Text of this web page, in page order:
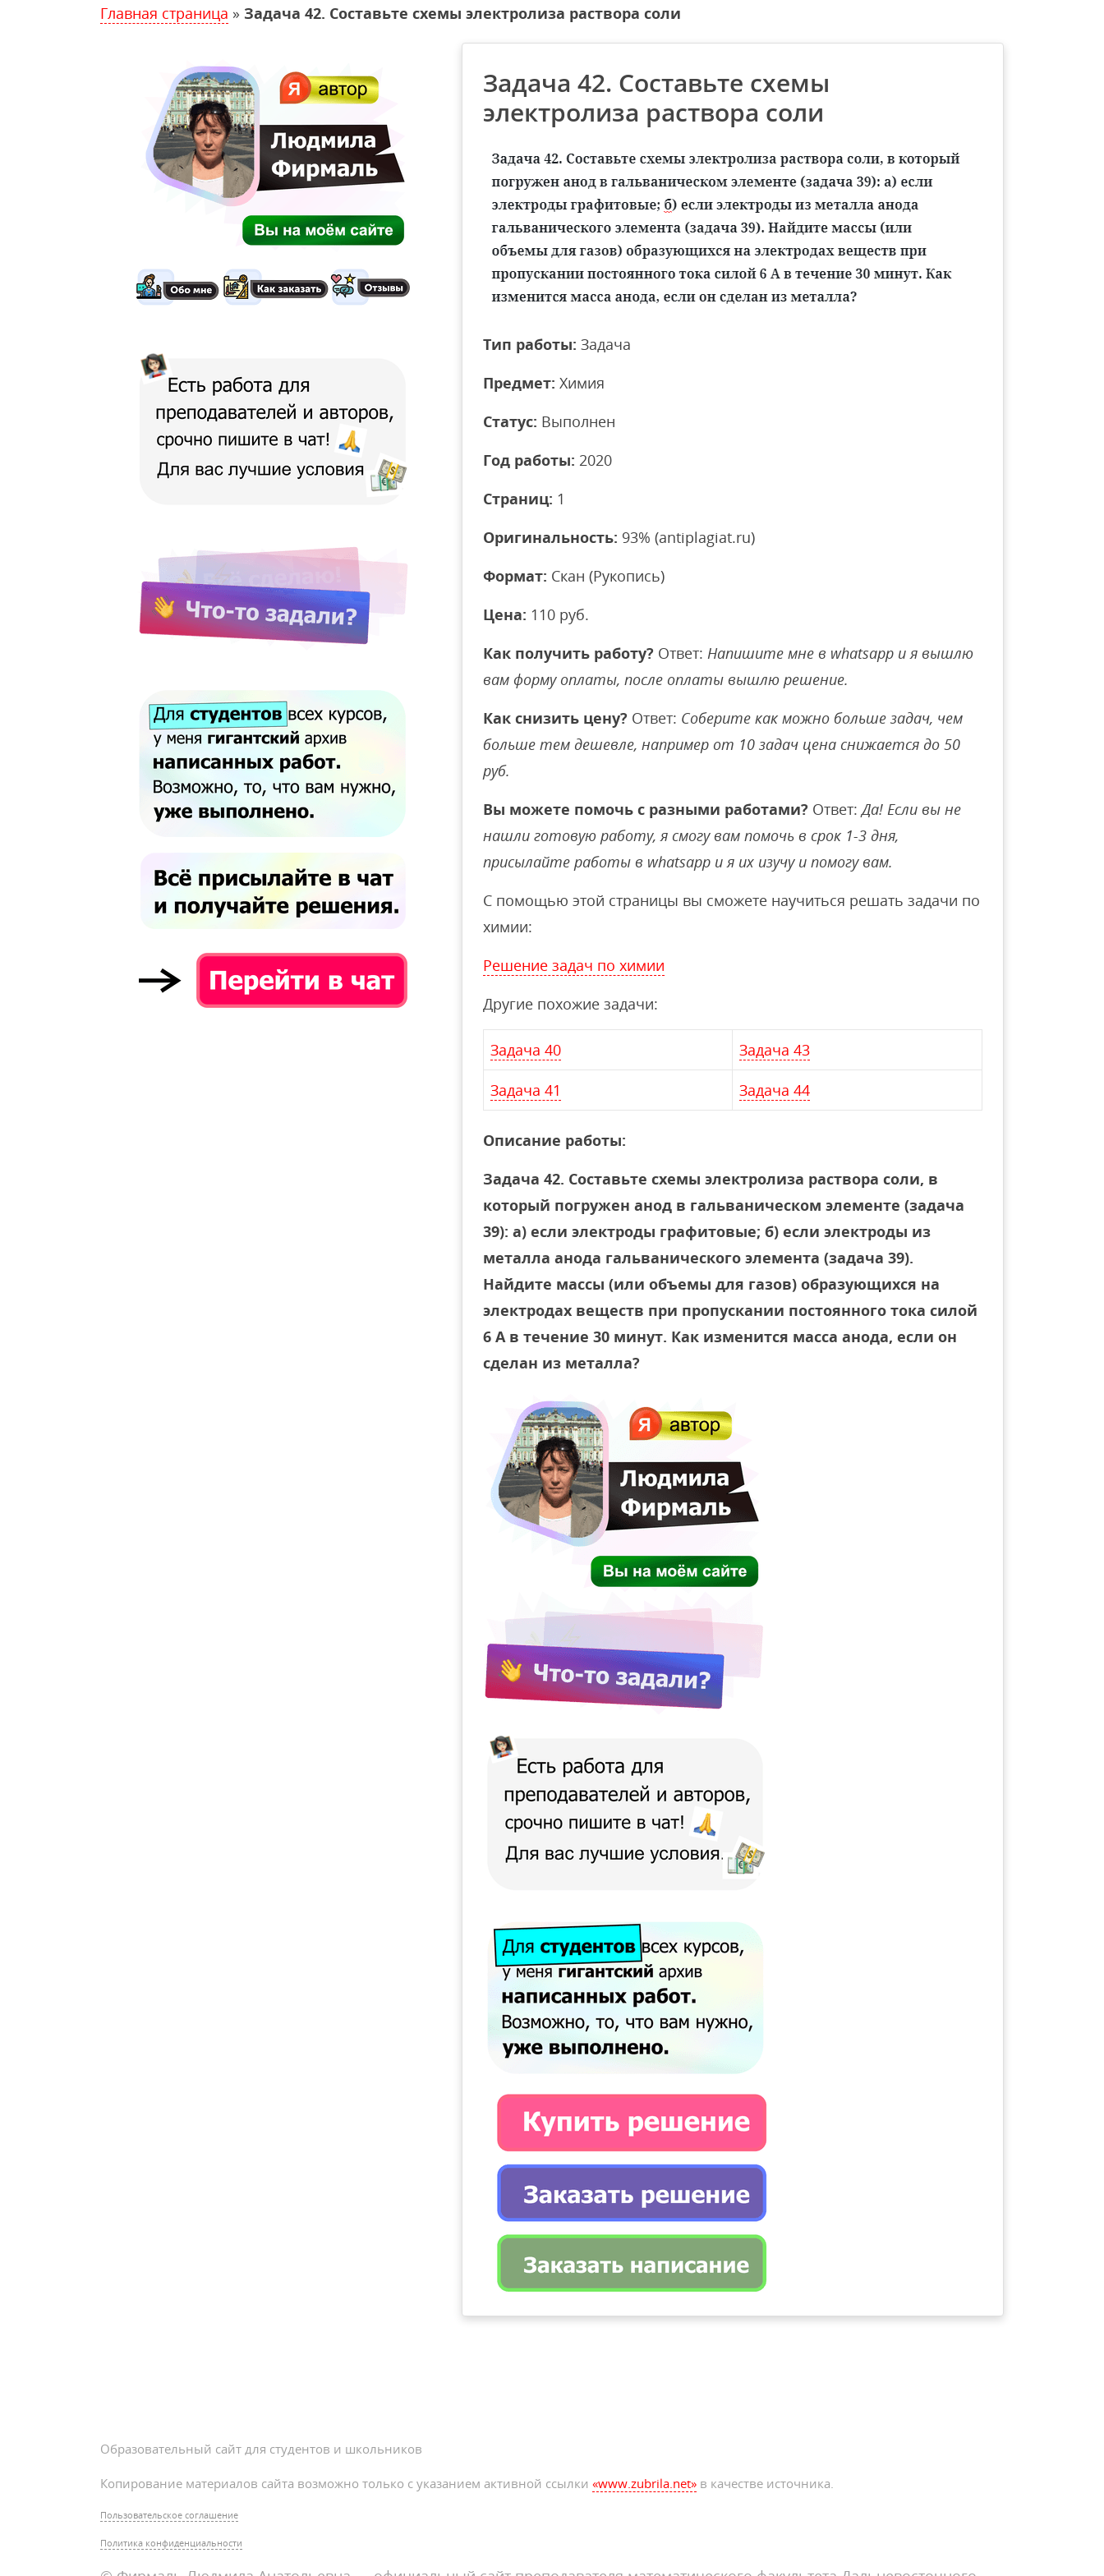
Главная страница » Задача 42. Составьте схемы электролиза раствора соли
Задача 42. Составьте схемы
электролиза раствора соли
Тип работы: Задача
Предмет: Химия
Статус: Выполнен
Год работы: 2020
Страниц: 1
Оригинальность: 93% (antiplagiat.ru)
Формат: Скан (Рукопись)
Цена: 110 руб.
Как получить работу? Ответ: Напишите мне в whatsapp и я вышлю
вам форму оплаты, после оплаты вышлю решение.
Как снизить цену? Ответ: Соберите как можно больше задач, чем
больше тем дешевле, например от 10 задач цена снижается до 50
руб.
Вы можете помочь с разными работами? Ответ:Да! Если вы не
нашли готовую работу, я смогу вам помочь в срок 1-3 дня,
присылайте работы в whatsapp и я их изучу и помогу вам.
С помощью этой страницы вы сможете научиться решать задачи по
химии:
Решение задач по химии
Другие похожие задачи:
Задача 40 Задача 43
Задача 41 Задача 44
Описание работы:
Задача 42. Составьте схемы электролиза раствора соли, в
который погружен анод в гальваническом элементе (задача
39): а) если электроды графитовые; б) если электроды из
металла анода гальванического элемента (задача 39).
Найдите массы (или объемы для газов) образующихся на
электродах веществ при пропускании постоянного тока силой
6 А в течение 30 минут. Как изменится масса анода, если он
сделан из металла?
Образовательный сайт для студентов и школьников
Копирование материалов сайта возможно только с указанием активной ссылки «www.zubrila.net» в качестве источника.
Пользовательское соглашение
Политика конфиденциальности